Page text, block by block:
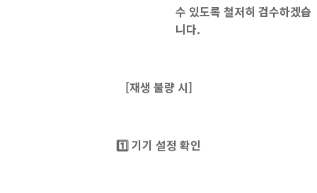
수 있도록 철저히 검수하겠습
니다.
[재생 불량 시]
1️⃣기기 설정 확인